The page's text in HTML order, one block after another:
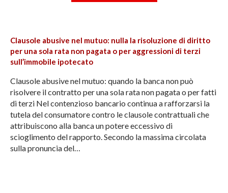
Clausole abusive nel mutuo: nulla la risoluzione di diritto
per una sola rata non pagata o per aggressioni di terzi
sull’immobile ipotecato
Clausole abusive nel mutuo: quando la banca non può
risolvere il contratto per una sola rata non pagata o per fatti
di terzi Nel contenzioso bancario continua a rafforzarsi la
tutela del consumatore contro le clausole contrattuali che
attribuiscono alla banca un potere eccessivo di
scioglimento del rapporto. Secondo la massima circolata
sulla pronuncia del…